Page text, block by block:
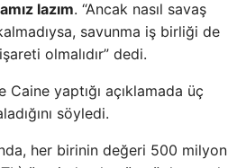
lazım. “Ancak nasıl savaş
savunma iş birliği de
olmalıdır” dedi.
Caine yaptığı açıklamada üç
söyledi.
her birinin değeri 500 milyon